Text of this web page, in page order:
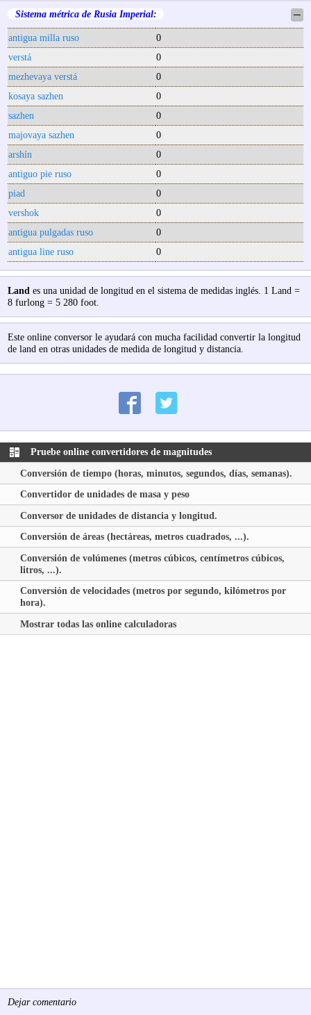
Sistema métrica de Rusia Imperial: ─
antigua milla ruso
0
verstá
0
mezhevaya verstá
0
kosaya sazhen
0
sazhen
0
majovaya sazhen
0
arshín
0
antiguo pie ruso
0
piad
0
vershok
0
antigua pulgadas ruso
0
antigua line ruso
0
Land es una unidad de longitud en el sistema de medidas inglés. 1 Land =
8 furlong = 5 280 foot.
Este online conversor le ayudará con mucha facilidad convertir la longitud
de land en otras unidades de medida de longitud y distancia.
Pruebe online convertidores de magnitudes
Conversión de tiempo (horas, minutos, segundos, días, semanas).
Convertidor de unidades de masa y peso
Conversor de unidades de distancia y longitud.
Conversión de áreas (hectáreas, metros cuadrados, ...).
Conversión de volúmenes (metros cúbicos, centímetros cúbicos,
litros, ...).
Conversión de velocidades (metros por segundo, kilómetros por
hora).
Mostrar todas las online calculadoras
Dejar comentario